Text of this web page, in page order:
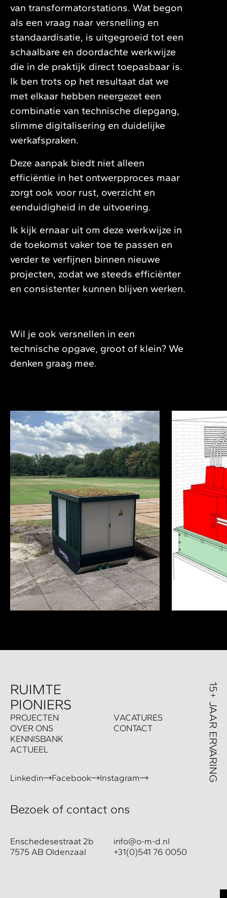
van transformatorstations. Wat begon
als een vraag naar versnelling en
standaardisatie, is uitgegroeid tot een
schaalbare en doordachte werkwijze
die in de praktijk direct toepasbaar is.
Ik ben trots op het resultaat dat we
met elkaar hebben neergezet een
combinatie van technische diepgang,
slimme digitalisering en duidelijke
werkafspraken.
Deze aanpak biedt niet alleen
efficiëntie in het ontwerpproces maar
zorgt ook voor rust, overzicht en
eenduidigheid in de uitvoering.
Ik kijk ernaar uit om deze werkwijze in
de toekomst vaker toe te passen en
verder te verfijnen binnen nieuwe
projecten, zodat we steeds efficiënter
en consistenter kunnen blijven werken.
Wil je ook versnellen in een
technische opgave, groot of klein? We
denken graag mee.
RUIMTE
PIONIERS
PROJECTEN
OVER ONS
KENNISBANK
ACTUEEL
VACATURES
CONTACT
Bezoek of contact ons
Linkedin Facebook Instagram
Enschedesestraat 2b
7575 AB Oldenzaal
info@o-m-d.nl
+31(0)541 76 0050